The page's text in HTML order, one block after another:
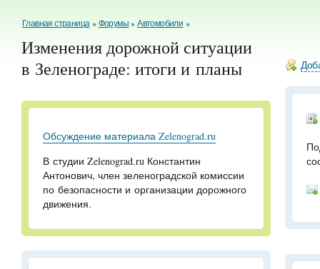
Главная страница »Форумы» Автомобили »
Изменения дорожной ситуации
в Зеленограде: итоги и планы
Обсуждение материала Zelenograd.ru
В студии Zelenograd.ru Константин
Антонович, член зеленоградской комиссии
по безопасности и организации дорожного
движения.